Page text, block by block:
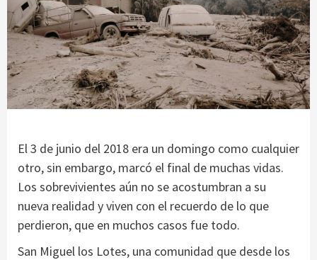
El 3 de junio del 2018 era un domingo como cualquier
otro, sin embargo, marcó el final de muchas vidas.
Los sobrevivientes aún no se acostumbran a su
nueva realidad y viven con el recuerdo de lo que
perdieron, que en muchos casos fue todo.
San Miguel los Lotes, una comunidad que desde los